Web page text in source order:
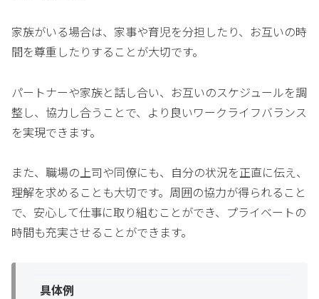
家族がいる場合は、家事や育児を分担したり、お互いの時
間を尊重したりすることが大切です。
パートナーや家族と話し合い、お互いのスケジュールを調
整し、協力し合うことで、より良いワークライフバランス
を実現できます。
また、職場の上司や同僚にも、自分の状況を正直に伝え、
理解を求めることも大切です。周囲の協力が得られること
で、安心して仕事に取り組むことができ、プライベートの
時間も充実させることができます。
具体例